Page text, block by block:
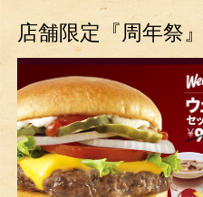
店舗限定『周年祭